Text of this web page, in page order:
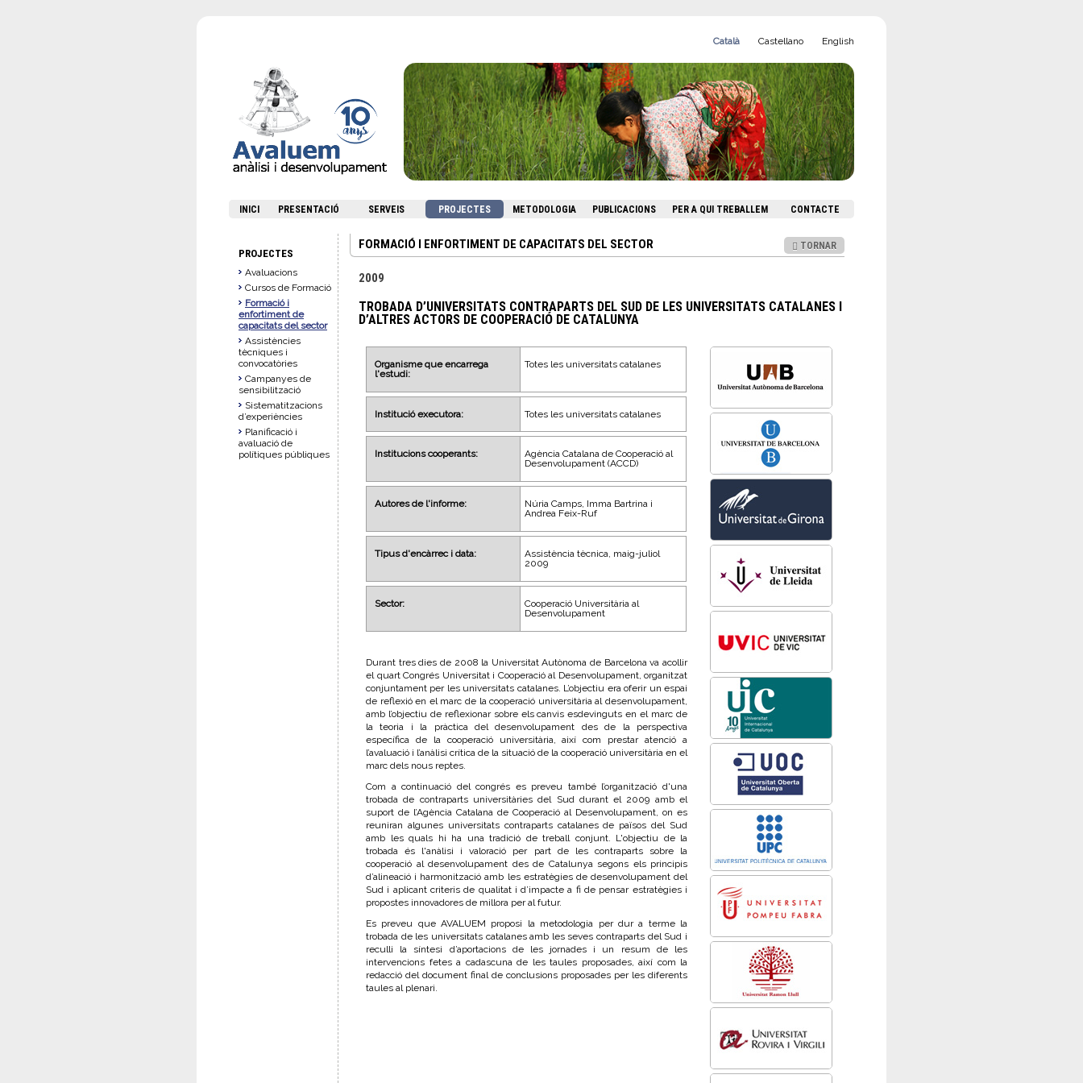
Català Castellano English
INICI PRESENTACIÓ SERVEIS PROJECTES METODOLOGIA PUBLICACIONS PER A QUI TREBALLEM CONTACTE
PROJECTES
Avaluacions
Cursos de Formació
Formació i
enfortiment de
capacitats del sector
Assistències
tècniques i
convocatòries
Campanyes de
sensibilització
Sistematitzacions
d’experiències
Planificació i
avaluació de
polítiques públiques
TORNAR
FORMACIÓ I ENFORTIMENT DE CAPACITATS DEL SECTOR
2009
TROBADA D’UNIVERSITATS CONTRAPARTS DEL SUD DE LES UNIVERSITATS CATALANES I
D’ALTRES ACTORS DE COOPERACIÓ DE CATALUNYA
Organisme que encarrega
l'estudi:
Totes les universitats catalanes
Institució executora: Totes les universitats catalanes
Institucions cooperants:
Agència Catalana de Cooperació al
Desenvolupament (ACCD)
Autores de l'informe:
Núria Camps, Imma Bartrina i
Andrea Feix-Ruf
Tipus d'encàrrec i data:
Assistència tècnica, maig-juliol
2009
Sector:
Cooperació Universitària al
Desenvolupament
Durant tres dies de 2008 la Universitat Autònoma de Barcelona va acollir
el quart Congrés Universitat i Cooperació al Desenvolupament, organitzat
conjuntament per les universitats catalanes. L’objectiu era oferir un espai
de reflexió en el marc de la cooperació universitària al desenvolupament,
amb l’objectiu de reflexionar sobre els canvis esdevinguts en el marc de
la teoria i la pràctica del desenvolupament des de la perspectiva
específica de la cooperació universitària, així com prestar atenció a
l’avaluació i l’anàlisi crítica de la situació de la cooperació universitària en el
marc dels nous reptes.
Com a continuació del congrés es preveu també l’organització d'una
trobada de contraparts universitàries del Sud durant el 2009 amb el
suport de l’Agència Catalana de Cooperació al Desenvolupament, on es
reuniran algunes universitats contraparts catalanes de països del Sud
amb les quals hi ha una tradició de treball conjunt. L'objectiu de la
trobada és l'anàlisi i valoració per part de les contraparts sobre la
cooperació al desenvolupament des de Catalunya segons els principis
d’alineació i harmonització amb les estratègies de desenvolupament del
Sud i aplicant criteris de qualitat i d’impacte a fi de pensar estratègies i
propostes innovadores de millora per al futur.
Es preveu que AVALUEM proposi la metodologia per dur a terme la
trobada de les universitats catalanes amb les seves contraparts del Sud i
reculli la síntesi d’aportacions de les jornades i un resum de les
intervencions fetes a cadascuna de les taules proposades, així com la
redacció del document final de conclusions proposades per les diferents
taules al plenari.